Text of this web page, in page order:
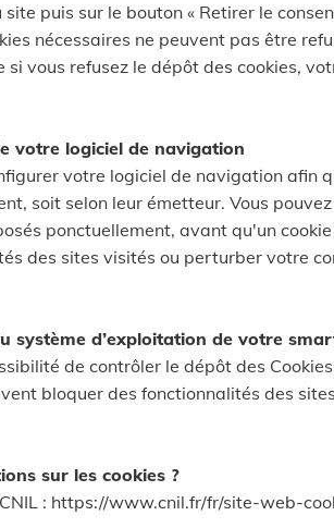
puis sur le bouton « Retirer le
nécessaires ne peuvent pas être
si vous refusez le dépôt des cookies,
votre logiciel de navigation
votre logiciel de navigation afin
soit selon leur émetteur. Vous
ponctuellement, avant qu'un
des sites visités ou perturber votre
système d’exploitation de votre
de contrôler le dépôt des
bloquer des fonctionnalités des
sur les cookies ?
: https://www.cnil.fr/fr/site-web-